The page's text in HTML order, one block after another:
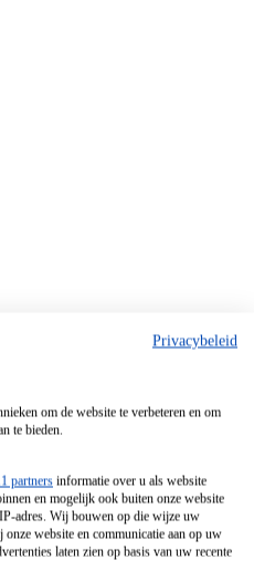
Privacybeleid
om de website te verbeteren en om
te bieden.
partners informatie over u als website
en mogelijk ook buiten onze website
adres. Wij bouwen op die wijze uw
website en communicatie aan op uw
laten zien op basis van uw recente